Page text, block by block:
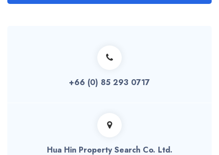
+66 (0) 85 293 0717
Hua Hin Property Search Co. Ltd.